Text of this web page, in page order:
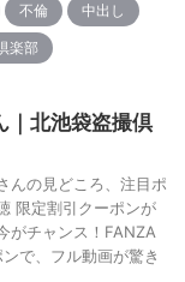
不倫 中出し
楽部
北池袋盗撮倶
んの見どころ、注目ポ
限定割引クーポンが
がチャンス！FANZA
で、フル動画が驚き